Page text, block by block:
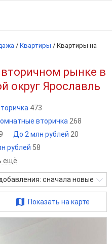
/ Квартиры / Квартиры на
рынке в
округ Ярославль
473
вторичка 268
До 2 млн рублей 20
рублей 58
ещё
сначала новые
Показать на карте